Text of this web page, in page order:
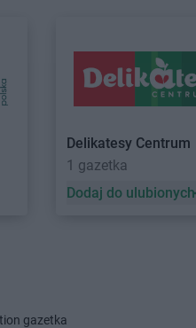
Delikatesy Centrum
1 gazetka
Dodaj do ulubionych
gazetka